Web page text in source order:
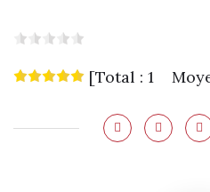
[Total : 1